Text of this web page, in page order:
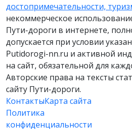
достопримечательности,
некоммерческое
Пути-дороги в интернете,
допускается при условии
Putidorogi-nn.ru и активной
на сайт, обязательной для
Авторские права на тексты
сайту Пути-дороги.
КонтактыКарта сайта
Политика
конфиденциальности